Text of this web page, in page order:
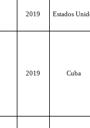
2019 Estados
2019 Cuba